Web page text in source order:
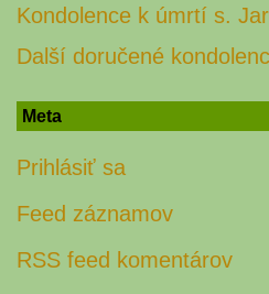
Kondolence k úmrtí s.
Další doručené
Meta
Prihlásiť sa
Feed záznamov
RSS feed komentárov